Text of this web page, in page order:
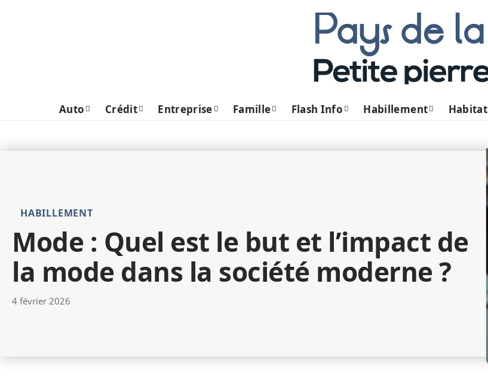
Auto Crédit Entreprise Famille Flash Info Habillement Habitat
HABILLEMENT
Mode : Quel est le but et l’impact de
la mode dans la société moderne ?
4 février 2026